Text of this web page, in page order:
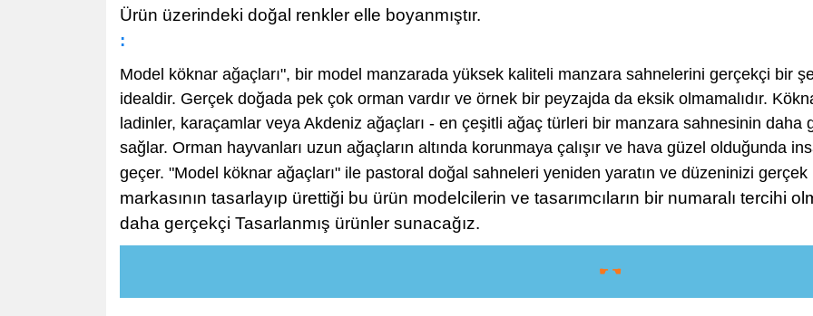
Ürün üzerindeki doğal renkler elle boyanmıştır.
:
Model köknar ağaçları", bir model manzarada yüksek kaliteli manzara sahnelerini gerçekçi bir
idealdir. Gerçek doğada pek çok orman vardır ve örnek bir peyzajda da eksik olmamalıdır.
ladinler, karaçamlar veya Akdeniz ağaçları - en çeşitli ağaç türleri bir manzara sahnesinin daha
sağlar. Orman hayvanları uzun ağaçların altında korunmaya çalışır ve hava güzel olduğunda
geçer. "Model köknar ağaçları" ile pastoral doğal sahneleri yeniden yaratın ve düzeninizi gerçek
markasının tasarlayıp ürettiği bu ürün modelcilerin ve tasarımcıların bir numaralı tercihi
daha gerçekçi Tasarlanmış ürünler sunacağız.
☛ ☚